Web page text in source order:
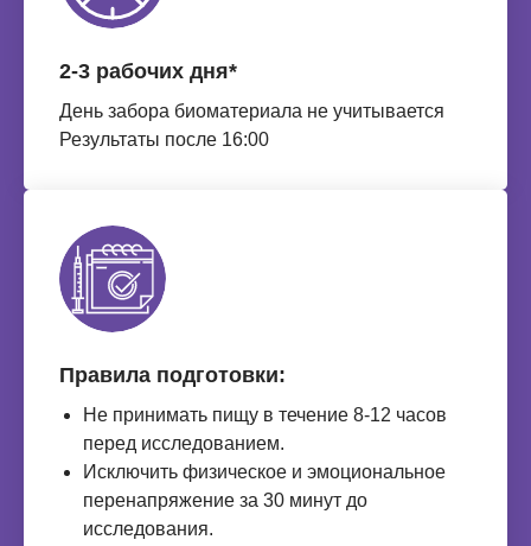
2-3 рабочих дня*
День забора биоматериала не учитывается
Результаты после 16:00
Правила подготовки:
Не принимать пищу в течение 8-12 часов
перед исследованием.
Исключить физическое и эмоциональное
перенапряжение за 30 минут до
исследования.